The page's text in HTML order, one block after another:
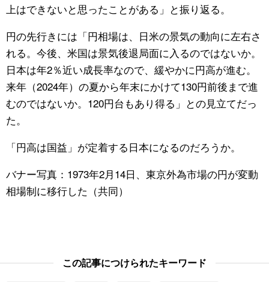
上はできないと思ったことがある」と振り返る。
円の先行きには「円相場は、日米の景気の動向に左右さ
れる。今後、米国は景気後退局面に入るのではないか。
日本は年2％近い成長率なので、緩やかに円高が進む。
来年（2024年）の夏から年末にかけて130円前後まで進
むのではないか。120円台もあり得る」との見立てだっ
た。
「円高は国益」が定着する日本になるのだろうか。
バナー写真：1973年2月14日、東京外為市場の円が変動
相場制に移行した（共同）
この記事につけられたキーワード